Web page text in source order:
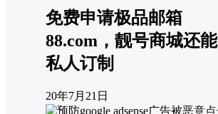
免费申请极品邮箱
88.com，靓号商城还能
私人订制
20年7月21日